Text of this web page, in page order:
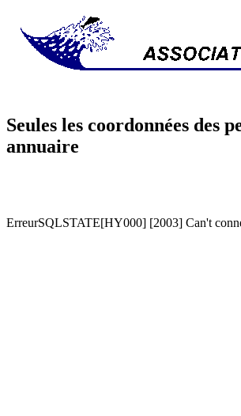
Seules les coordonnées des
annuaire
ErreurSQLSTATE[HY000] [2003] Can't